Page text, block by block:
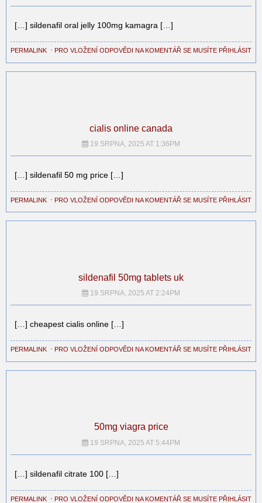
[…] sildenafil oral jelly 100mg kamagra […]
PERMALINK ⋅ PRO VLOŽENÍ ODPOVĚDI NA KOMENTÁŘ SE MUSÍTE PŘIHLÁSIT
cialis online canada
19 SRPNA, 2025 AT 1:36PM
[…] sildenafil 50 mg price […]
PERMALINK ⋅ PRO VLOŽENÍ ODPOVĚDI NA KOMENTÁŘ SE MUSÍTE PŘIHLÁSIT
sildenafil 50mg tablets uk
19 SRPNA, 2025 AT 2:24PM
[…] cheapest cialis online […]
PERMALINK ⋅ PRO VLOŽENÍ ODPOVĚDI NA KOMENTÁŘ SE MUSÍTE PŘIHLÁSIT
50mg viagra price
19 SRPNA, 2025 AT 5:44PM
[…] sildenafil citrate 100 […]
PERMALINK ⋅ PRO VLOŽENÍ ODPOVĚDI NA KOMENTÁŘ SE MUSÍTE PŘIHLÁSIT